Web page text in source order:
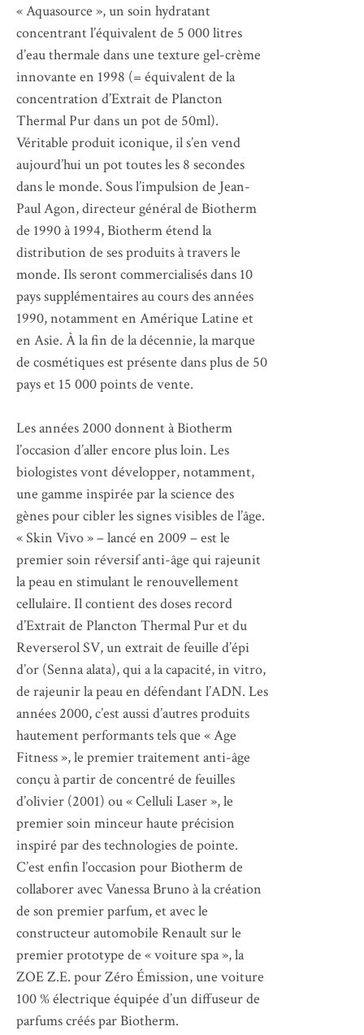
« Aquasource », un soin hydratant
concentrant l’équivalent de 5 000 litres
d’eau thermale dans une texture gel-crème
innovante en 1998 (= équivalent de la
concentration d’Extrait de Plancton
Thermal Pur dans un pot de 50ml).
Véritable produit iconique, il s’en vend
aujourd’hui un pot toutes les 8 secondes
dans le monde. Sous l’impulsion de Jean-
Paul Agon, directeur général de Biotherm
de 1990 à 1994, Biotherm étend la
distribution de ses produits à travers le
monde. Ils seront commercialisés dans 10
pays supplémentaires au cours des années
1990, notamment en Amérique Latine et
en Asie. À la fin de la décennie, la marque
de cosmétiques est présente dans plus de 50
pays et 15 000 points de vente.
Les années 2000 donnent à Biotherm
l’occasion d’aller encore plus loin. Les
biologistes vont développer, notamment,
une gamme inspirée par la science des
gènes pour cibler les signes visibles de l’âge.
« Skin Vivo » – lancé en 2009 – est le
premier soin réversif anti-âge qui rajeunit
la peau en stimulant le renouvellement
cellulaire. Il contient des doses record
d’Extrait de Plancton Thermal Pur et du
Reverserol SV, un extrait de feuille d’épi
d’or (Senna alata), qui a la capacité, in vitro,
de rajeunir la peau en défendant l’ADN. Les
années 2000, c’est aussi d’autres produits
hautement performants tels que « Age
Fitness », le premier traitement anti-âge
conçu à partir de concentré de feuilles
d’olivier (2001) ou « Celluli Laser », le
premier soin minceur haute précision
inspiré par des technologies de pointe.
C’est enfin l’occasion pour Biotherm de
collaborer avec Vanessa Bruno à la création
de son premier parfum, et avec le
constructeur automobile Renault sur le
premier prototype de « voiture spa », la
ZOE Z.E. pour Zéro Émission, une voiture
100 % électrique équipée d’un diffuseur de
parfums créés par Biotherm.